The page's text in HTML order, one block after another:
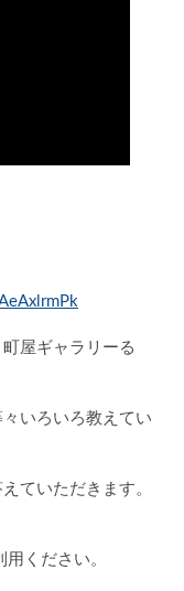
屋ギャラリーる
いろいろ教えてい
ていただきます。
ください。